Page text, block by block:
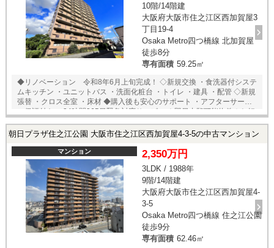
10階/14階建
大阪府大阪市住之江区西加賀屋3
丁目19-4
Osaka Metro四つ橋線 北加賀屋
徒歩8分
専有面積 59.25㎡
◆リノベーション 令和8年6月上旬完成！ ◇新規交換 ・食洗器付システ
ムキッチン ・ユニットバス ・洗面化粧台 ・トイレ ・建具 ・配管 ◇新規
張替 ・クロス全室 ・床材 ◆購入後も安心のサポート ・アフターサービ
ス保証付き ・24時間365日緊急対応サービス ★即日内覧可能物件！お好
対応可能「内覧予約・お問い合わせ」フォームよりお問い合わせ下さ
合は、ご希望場所でのお待ち合わせも可能です。
朝日プラザ住之江公園 大阪市住之江区西加賀屋4-3-5の中古マンション
マンション 2,350万円
3LDK / 1988年
9階/14階建
大阪府大阪市住之江区西加賀屋4-
3-5
Osaka Metro四つ橋線 住之江公園
徒歩9分
専有面積 62.46㎡